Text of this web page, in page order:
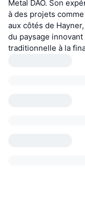
Metal DAO. Son
à des projets
aux côtés de
du paysage
traditionnelle à la